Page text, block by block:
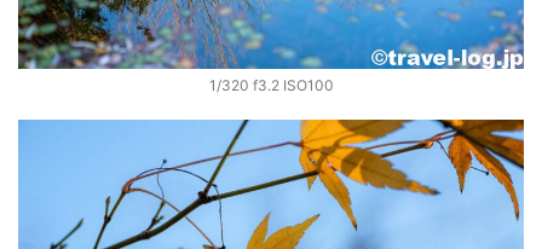
1/320 f3.2 ISO100